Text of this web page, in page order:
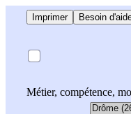
Imprimer Besoin
Métier, compétence,